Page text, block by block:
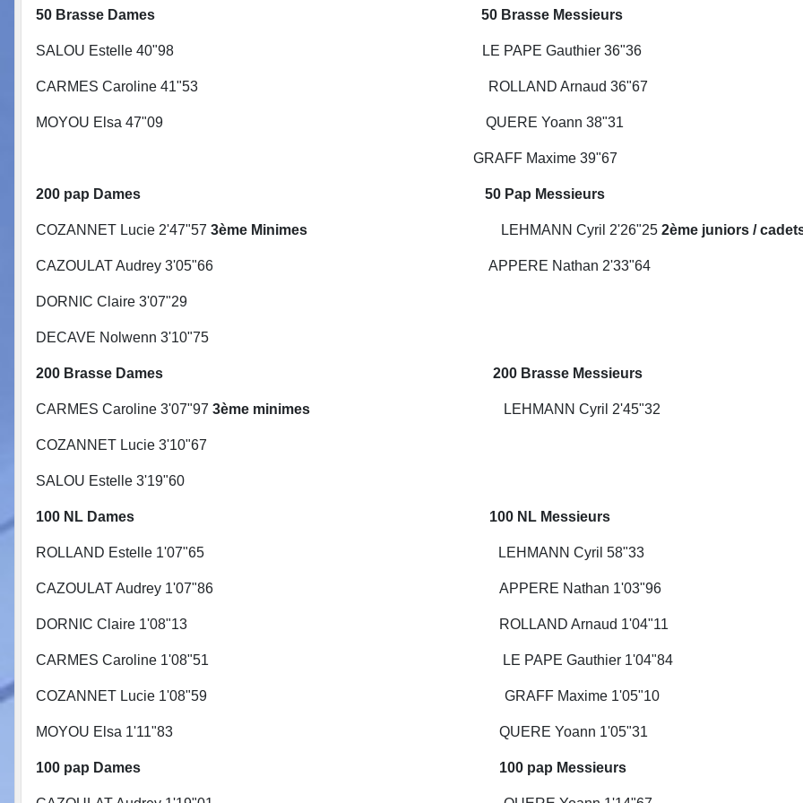
50 Brasse Dames 50 Brasse Messieurs
SALOU Estelle 40"98 LE PAPE Gauthier 36"36
CARMES Caroline 41"53 ROLLAND Arnaud 36"67
MOYOU Elsa 47"09 QUERE Yoann 38"31
GRAFF Maxime 39"67
200 pap Dames 50 Pap Messieurs
COZANNET Lucie 2'47"57 3ème Minimes LEHMANN Cyril 2'26"25 2ème juniors /
CAZOULAT Audrey 3'05"66 APPERE Nathan 2'33"64
DORNIC Claire 3'07"29
DECAVE Nolwenn 3'10"75
200 Brasse Dames 200 Brasse Messieurs
CARMES Caroline 3'07"97 3ème minimes LEHMANN Cyril 2'45"32
COZANNET Lucie 3'10"67
SALOU Estelle 3'19"60
100 NL Dames 100 NL Messieurs
ROLLAND Estelle 1'07"65 LEHMANN Cyril 58"33
CAZOULAT Audrey 1'07"86 APPERE Nathan 1'03"96
DORNIC Claire 1'08"13 ROLLAND Arnaud 1'04"11
CARMES Caroline 1'08"51 LE PAPE Gauthier 1'04"84
COZANNET Lucie 1'08"59 GRAFF Maxime 1'05"10
MOYOU Elsa 1'11"83 QUERE Yoann 1'05"31
100 pap Dames 100 pap Messieurs